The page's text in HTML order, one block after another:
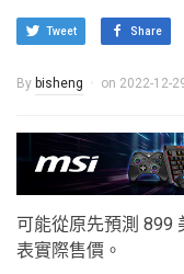
Tweet Share
By bisheng on 2022-12-
可能從原先預測 899
表實際售價。